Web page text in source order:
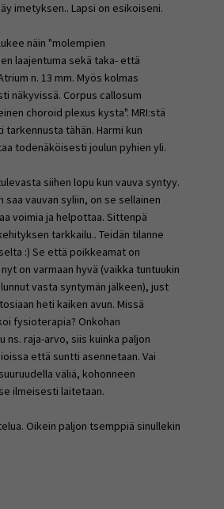
imetyksen.. Lapsi on esikoiseni.
näin "molempien
laajentuma sekä taka- että
n. 13 mm. Myös kolmas
näkyvissä. Corpus callosum
choroid plexus kysta". MRI:stä
tähän. Harmi kun
todenäköisesti joulun pyhien yli.
siihen lopu kun vauva syntyy.
saa vauvan syliin, on se sellainen
voimia ja helpottaa. Sittenpä
tarkkailu.. Teidän tilanne
:) Se että poikkeamat on
on varmaan hyvä (vaikka tuntuukin
vasta syntymän jälkeen), just
heti kaiken avun. Missä
fysioterapia? Onkohan
ns. raja-arvo, siis kuinka paljon
että suntti asennetaan. Vai
väliä, kohonneen
ilmeisesti laitetaan.
Oikein paljon tsemppiä sinullekin